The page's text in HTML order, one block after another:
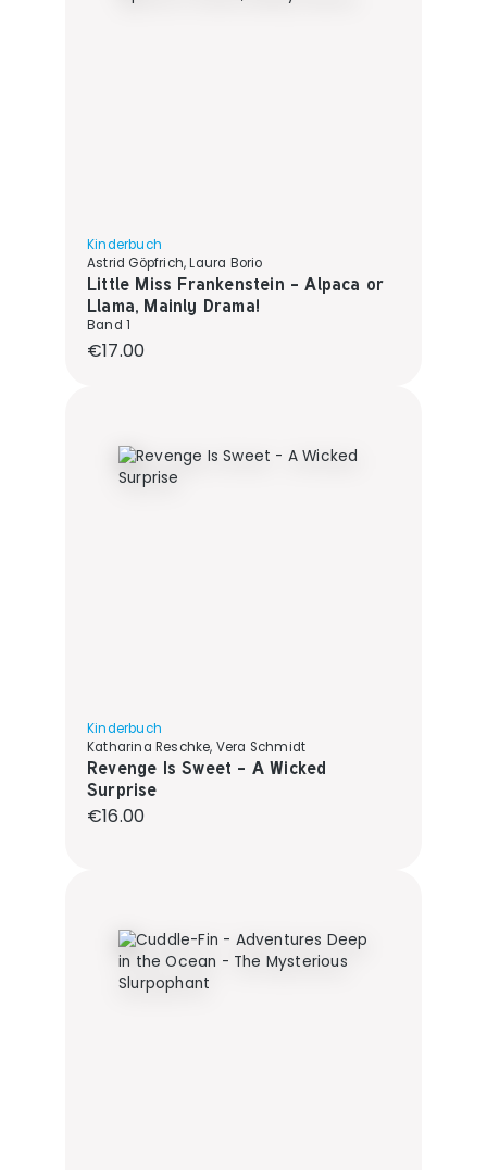
Kinderbuch
Astrid Göpfrich, Laura Borio
Little Miss Frankenstein - Alpaca or
Llama, Mainly Drama!
Band 1
Regular price:
€17.00
Kinderbuch
Katharina Reschke, Vera Schmidt
Revenge Is Sweet - A Wicked
Surprise
Regular price:
€16.00